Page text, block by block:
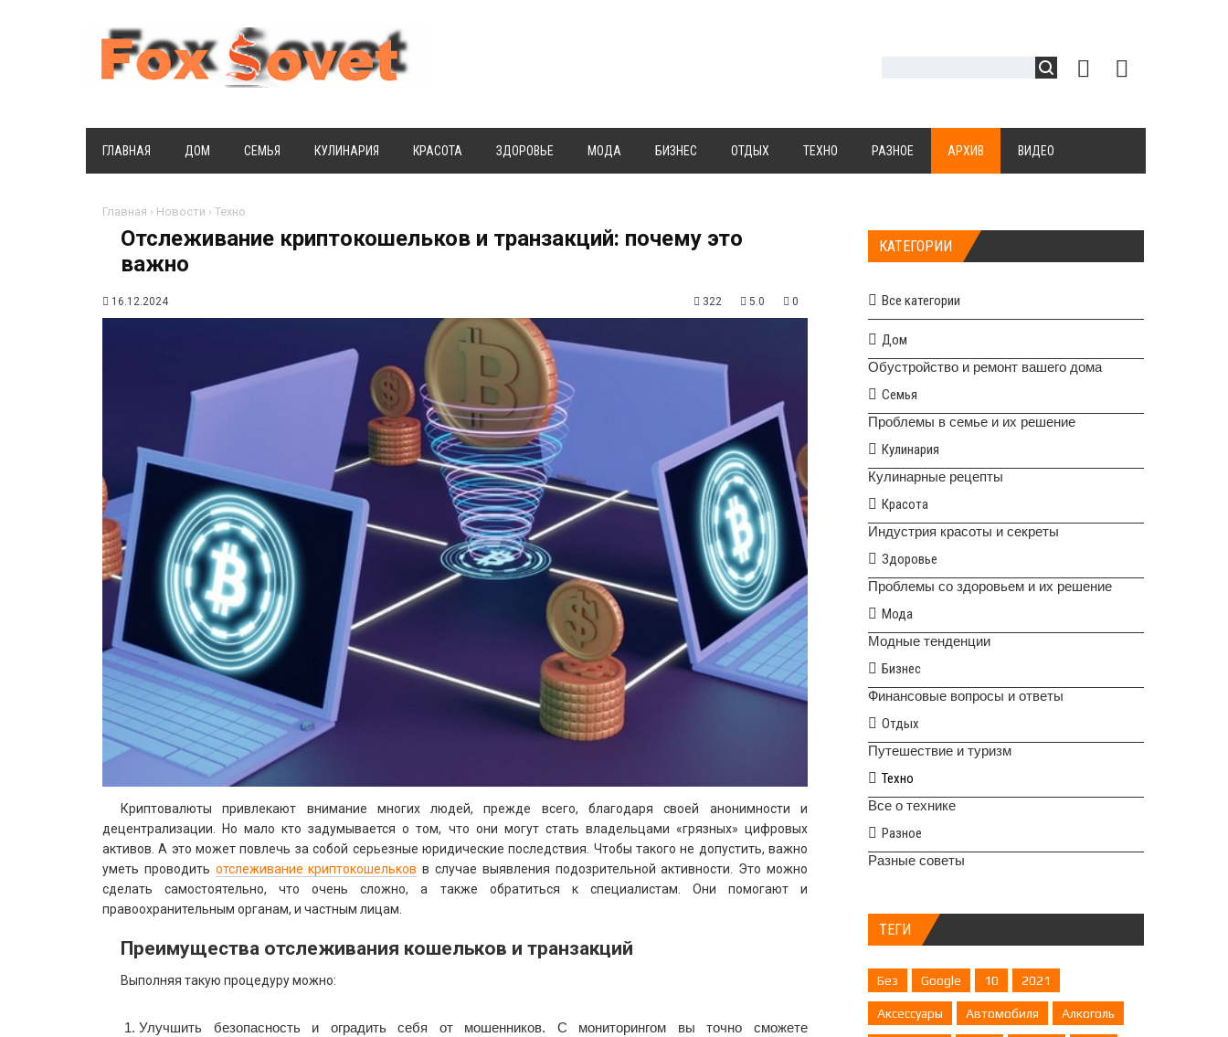
ГЛАВНАЯ ДОМ СЕМЬЯ КУЛИНАРИЯ КРАСОТА ЗДОРОВЬЕ МОДА БИЗНЕС ОТДЫХ ТЕХНО РАЗНОЕ АРХИВ ВИДЕО
Главная › Новости › Техно
Отслеживание криптокошельков и транзакций: почему это
важно
16.12.2024 322 5.0 0
Криптовалюты привлекают внимание многих людей, прежде всего, благодаря своей анонимности и
децентрализации. Но мало кто задумывается о том, что они могут стать владельцами «грязных» цифровых
активов. А это может повлечь за собой серьезные юридические последствия. Чтобы такого не допустить, важно
уметь проводить отслеживание криптокошельков в случае выявления подозрительной активности. Это можно
сделать самостоятельно, что очень сложно, а также обратиться к специалистам. Они помогают и
правоохранительным органам, и частным лицам.
Преимущества отслеживания кошельков и транзакций
Выполняя такую процедуру можно:
Улучшить безопасность и оградить себя от мошенников. С мониторингом вы точно сможете
КАТЕГОРИИ
Все категории
Дом
Обустройство и ремонт вашего дома
Семья
Проблемы в семье и их решение
Кулинария
Кулинарные рецепты
Красота
Индустрия красоты и секреты
Здоровье
Проблемы со здоровьем и их решение
Мода
Модные тенденции
Бизнес
Финансовые вопросы и ответы
Отдых
Путешествие и туризм
Техно
Все о технике
Разное
Разные советы
ТЕГИ
Без Google 10 2021
Аксессуары Автомобиля Алкоголь